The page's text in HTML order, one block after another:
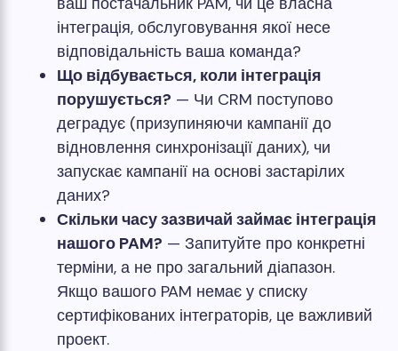
інтеграція, обслуговування якої несе
відповідальність ваша команда?
Що відбувається, коли інтеграція
порушується? — Чи CRM поступово
деградує (призупиняючи кампанії до
відновлення синхронізації даних), чи
запускає кампанії на основі застарілих
даних?
Скільки часу зазвичай займає інтеграція
нашого PAM? — Запитуйте про конкретні
терміни, а не про загальний діапазон.
Якщо вашого PAM немає у списку
сертифікованих інтеграторів, це важливий
проект.